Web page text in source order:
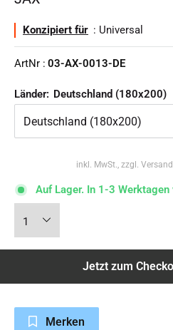
Konzipiert für : Universal
ArtNr : 03-AX-0013-DE
Länder: Deutschland (180x200)
inkl. MwSt., zzgl. Versand
Auf Lager. In 1-3
Jetzt zum
Merken